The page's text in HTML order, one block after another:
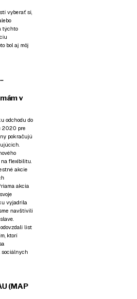
vyberať si,
týchto
bol aj môj
v
odchodu do
2020 pre
pokračujú
flexibilitu.
akcie
akcia
vyjadrila
navštívili
list
ktorí
sociálnych
(MAP